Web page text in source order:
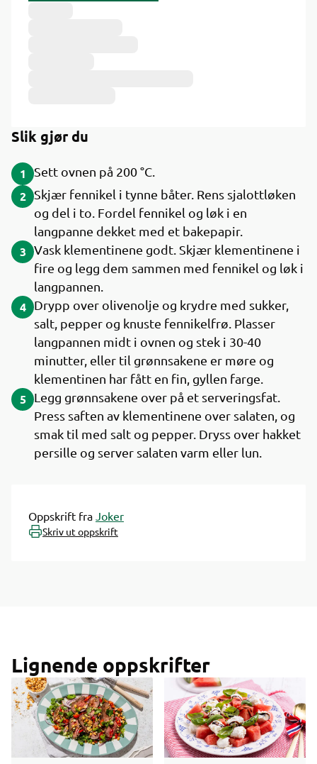
Slik gjør du
1
Sett ovnen på 200 °C.
2 Skjær fennikel i tynne båter. Rens sjalottløken
og del i to. Fordel fennikel og løk i en
langpanne dekket med et bakepapir.
3 Vask klementinene godt. Skjær klementinene i
fire og legg dem sammen med fennikel og løk i
langpannen.
4 Drypp over olivenolje og krydre med sukker,
salt, pepper og knuste fennikelfrø. Plasser
langpannen midt i ovnen og stek i 30-40
minutter, eller til grønnsakene er møre og
klementinen har fått en fin, gyllen farge.
5 Legg grønnsakene over på et serveringsfat.
Press saften av klementinene over salaten, og
smak til med salt og pepper. Dryss over hakket
persille og server salaten varm eller lun.
Oppskrift fra Joker
Skriv ut oppskrift
Lignende oppskrifter